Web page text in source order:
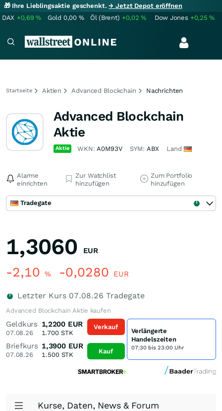
🎁 Ihre Lieblingsaktie geschenkt.→ Jetzt Depot eröffnen
DAX +0,69% Gold 0,00 % Öl (Brent) +0,02% Dow Jones +0,25%
Startseite Aktien Advanced Blockchain Nachrichten
Advanced Blockchain
Aktie
Aktie WKN:A0M93V SYM: ABX Land
Alarme
einrichten
Zur Watchlist
hinzufügen
Zum Portfolio
hinzufügen
Tradegate
1,3060 EUR
-2,10 % -0,0280 EUR
Letzter Kurs 07.08.26 Tradegate
Advanced Blockchain Aktie kaufen
Geldkurs
07.08.26
1,2200 EUR
1.700STK
Briefkurs
07.08.26
1,3900 EUR
1.500STK
Verkauf
Kauf
Verlängerte
Handelszeiten
07:30 bis 23:00 Uhr
Kurse, Daten, News & Forum